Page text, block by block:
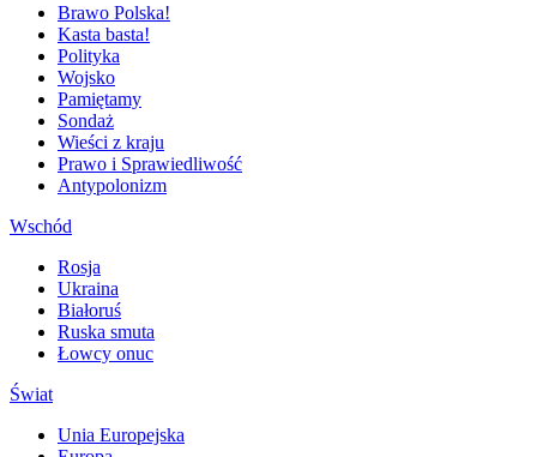
Brawo Polska!
Kasta basta!
Polityka
Wojsko
Pamiętamy
Sondaż
Wieści z kraju
Prawo i Sprawiedliwość
Antypolonizm
Wschód
Rosja
Ukraina
Białoruś
Ruska smuta
Łowcy onuc
Świat
Unia Europejska